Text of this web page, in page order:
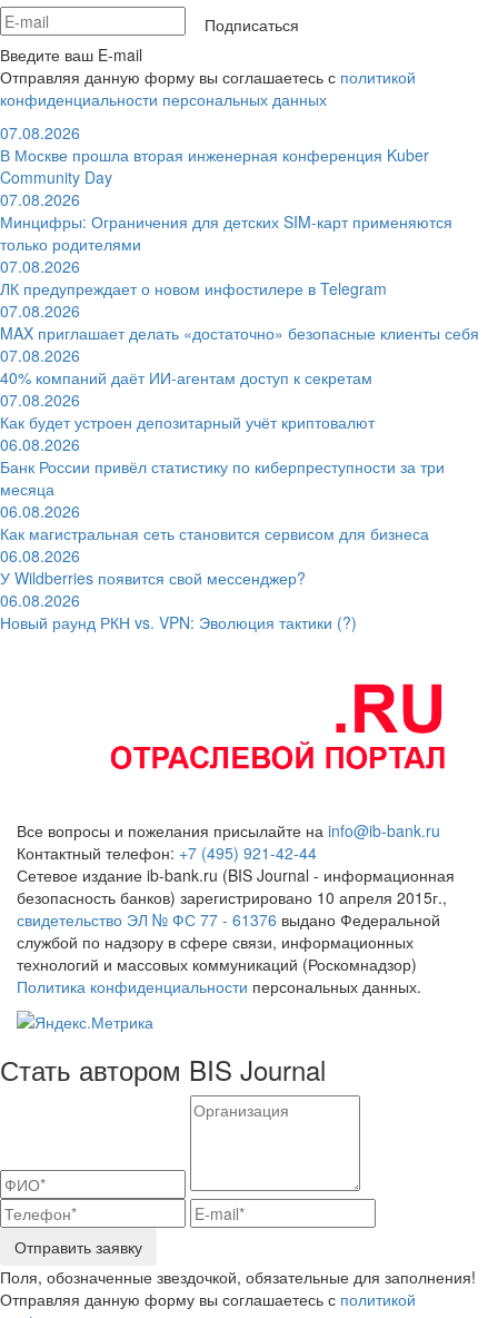
Подписаться
Введите ваш E-mail
Отправляя данную форму вы соглашаетесь с политикой
конфиденциальности персональных данных
07.08.2026
В Москве прошла вторая инженерная конференция Kuber
Community Day
07.08.2026
Минцифры: Ограничения для детских SIM-карт применяются
только родителями
07.08.2026
ЛК предупреждает о новом инфостилере в Telegram
07.08.2026
MAX приглашает делать «достаточно» безопасные клиенты себя
07.08.2026
40% компаний даёт ИИ‑агентам доступ к секретам
07.08.2026
Как будет устроен депозитарный учёт криптовалют
06.08.2026
Банк России привёл статистику по киберпреступности за три
месяца
06.08.2026
Как магистральная сеть становится сервисом для бизнеса
06.08.2026
У Wildberries появится свой мессенджер?
06.08.2026
Новый раунд РКН vs. VPN: Эволюция тактики (?)
Все вопросы и пожелания присылайте на info@ib-bank.ru
Контактный телефон: +7 (495) 921-42-44
Сетевое издание ib-bank.ru (BIS Journal - информационная
безопасность банков) зарегистрировано 10 апреля 2015г.,
свидетельство ЭЛ № ФС 77 - 61376 выдано Федеральной
службой по надзору в сфере связи, информационных
технологий и массовых коммуникаций (Роскомнадзор)
Политика конфиденциальности персональных данных.
Стать автором BIS Journal
Отправить заявку
Поля, обозначенные звездочкой, обязательные для заполнения!
Отправляя данную форму вы соглашаетесь с политикой